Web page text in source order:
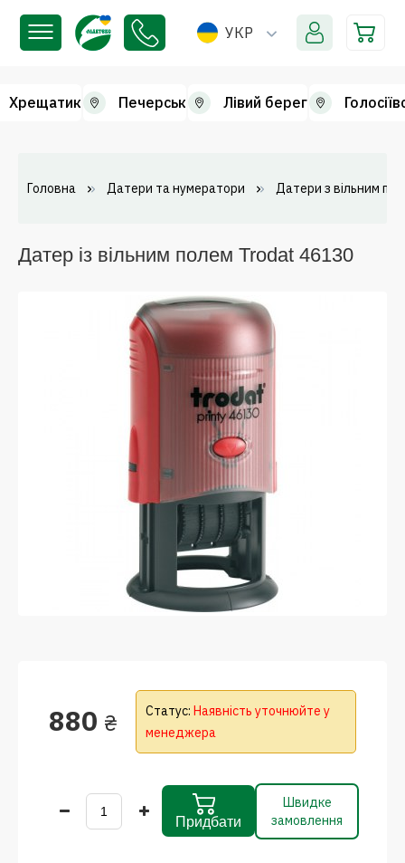
УКР
Хрещатик Печерськ Лівий берег
Головна Датери та нумератори Датери з вільним
Датер із вільним полем Trodat 46130
880 ₴ Статус: Наявність уточнюйте у
менеджера
Придбати
Швидке
замовлення